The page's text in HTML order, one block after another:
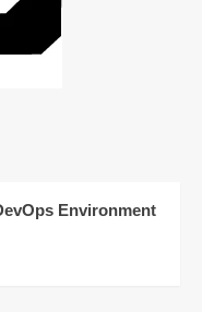
Environment